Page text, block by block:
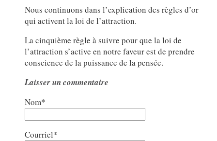
Nous continuons dans l’explication des règles d’or
qui activent la loi de l’attraction.
La cinquième règle à suivre pour que la loi de
l’attraction s’active en notre faveur est de prendre
conscience de la puissance de la pensée.
Laisser un commentaire
Nom*
Courriel*